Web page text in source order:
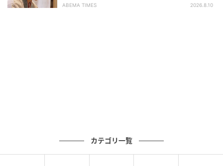
定番のハンドルは大きさを見直し、手にしっかりなじ
ABEMA TIMES 2026.8.10
カテゴリ一覧